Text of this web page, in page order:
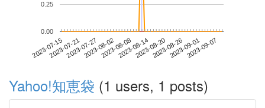
2023-07-152023-07-212023-07-272023-08-022023-08-082023-08-142023-08-202023-08-262023-09-012023-09-07
0.00
0.25
Yahoo!知恵袋 (1 users, 1 posts)